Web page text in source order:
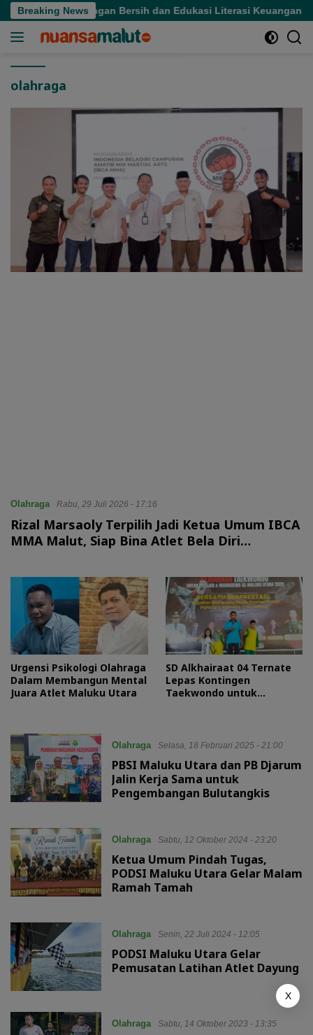
Langsung
ke
Breaking News
Lingkungan Bersih dan Edukasi Literasi Keuangan
olahraga
Olahraga Rabu, 29 Juli 2026 - 17:16
Rizal Marsaoly Terpilih Jadi Ketua Umum IBCA
MMA Malut, Siap Bina Atlet Bela Diri
Urgensi Psikologi Olahraga
Dalam Membangun Mental
Juara Atlet Maluku Utara
SD Alkhairaat 04 Ternate
Lepas Kontingen
Taekwondo untuk
Olahraga Selasa, 18 Februari 2025 - 21:00
PBSI Maluku Utara dan PB Djarum
Jalin Kerja Sama untuk
Pengembangan Bulutangkis
Olahraga Sabtu, 12 Oktober 2024 - 23:20
Ketua Umum Pindah Tugas,
PODSI Maluku Utara Gelar Malam
Ramah Tamah
Olahraga Senin, 22 Juli 2024 - 12:05
PODSI Maluku Utara Gelar
Pemusatan Latihan Atlet Dayung
Olahraga Sabtu, 14 Oktober 2023 - 13:35
X